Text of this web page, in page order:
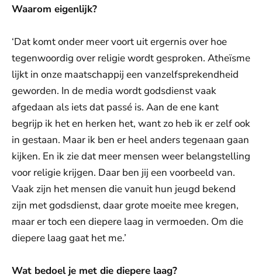
Waarom eigenlijk?
‘Dat komt onder meer voort uit ergernis over hoe
tegenwoordig over religie wordt gesproken. Atheïsme
lijkt in onze maatschappij een vanzelfsprekendheid
geworden. In de media wordt godsdienst vaak
afgedaan als iets dat passé is. Aan de ene kant
begrijp ik het en herken het, want zo heb ik er zelf ook
in gestaan. Maar ik ben er heel anders tegenaan gaan
kijken. En ik zie dat meer mensen weer belangstelling
voor religie krijgen. Daar ben jij een voorbeeld van.
Vaak zijn het mensen die vanuit hun jeugd bekend
zijn met godsdienst, daar grote moeite mee kregen,
maar er toch een diepere laag in vermoeden. Om die
diepere laag gaat het me.’
Wat bedoel je met die diepere laag?